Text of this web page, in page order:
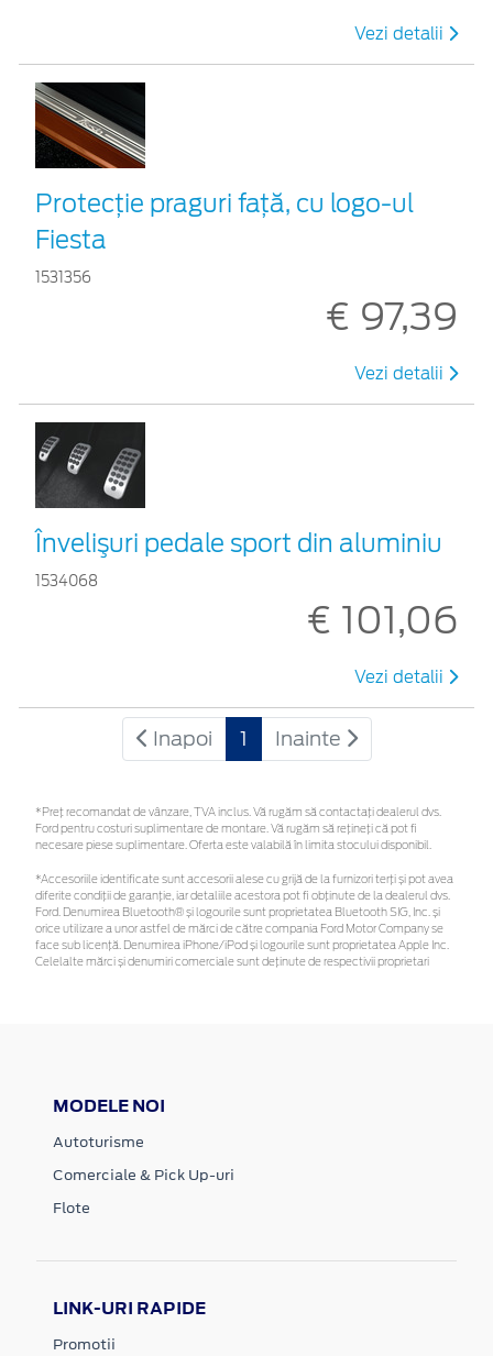
Vezi detalii
Protecţie praguri faţă, cu logo-ul
Fiesta
1531356
€ 97,39
Vezi detalii
Învelişuri pedale sport din aluminiu
1534068
€ 101,06
Vezi detalii
Inapoi 1 Inainte
*Preţ recomandat de vânzare, TVA inclus. Vă rugăm să contactaţi dealerul dvs.
Ford pentru costuri suplimentare de montare. Vă rugăm să rețineți că pot fi
necesare piese suplimentare. Oferta este valabilă în limita stocului disponibil.
*Accesoriile identificate sunt accesorii alese cu grijă de la furnizori terți și pot avea
diferite condiții de garanție, iar detaliile acestora pot fi obținute de la dealerul dvs.
Ford. Denumirea Bluetooth® și logourile sunt proprietatea Bluetooth SIG, Inc. și
orice utilizare a unor astfel de mărci de către compania Ford Motor Company se
face sub licență. Denumirea iPhone/iPod și logourile sunt proprietatea Apple Inc.
Celelalte mărci și denumiri comerciale sunt deținute de respectivii proprietari
MODELE NOI
Autoturisme
Comerciale & Pick Up-uri
Flote
LINK-URI RAPIDE
Promotii